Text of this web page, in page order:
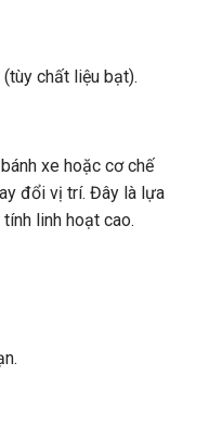
(tùy chất liệu bạt).
xe hoặc cơ chế
đổi vị trí. Đây là lựa
linh hoạt cao.